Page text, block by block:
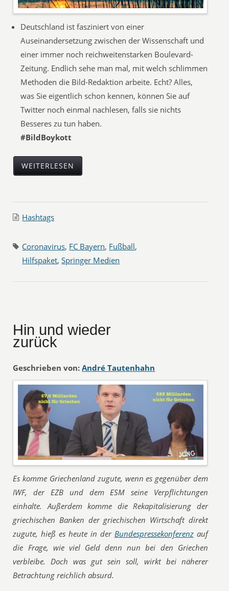
Deutschland ist fasziniert von einer
Auseinandersetzung zwischen der Wissenschaft und
einer immer noch reichweitenstarken Boulevard-
Zeitung. Endlich sehe man mal, mit welch schlimmen
Methoden die Bild-Redaktion arbeite. Echt? Alles,
was Sie eigentlich schon kennen, können Sie auf
Twitter noch einmal nachlesen, falls sie nichts
Besseres zu tun haben.
#BildBoykott
WEITERLESEN
Hashtags
Coronavirus, FC Bayern, Fußball,
Hilfspaket,Springer Medien
Hin und wieder
zurück
Geschrieben von: André Tautenhahn
Es komme Griechenland zugute, wenn es gegenüber dem
IWF, der EZB und dem ESM seine Verpflichtungen
einhalte. Außerdem komme die Rekapitalisierung der
griechischen Banken der griechischen Wirtschaft direkt
zugute, hieß es heute in der Bundespressekonferenzauf
die Frage, wie viel Geld denn nun bei den Griechen
verbleibe. Doch was gut sein soll, wirkt bei näherer
Betrachtung reichlich absurd.